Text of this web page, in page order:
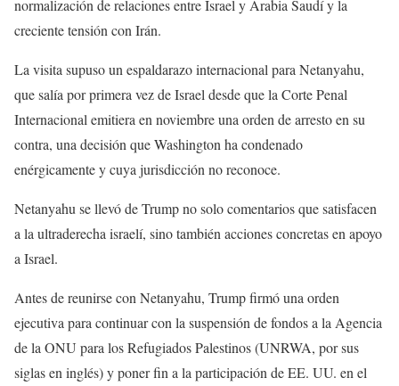
normalización de relaciones entre Israel y Arabia Saudí y la
creciente tensión con Irán.
La visita supuso un espaldarazo internacional para Netanyahu,
que salía por primera vez de Israel desde que la Corte Penal
Internacional emitiera en noviembre una orden de arresto en su
contra, una decisión que Washington ha condenado
enérgicamente y cuya jurisdicción no reconoce.
Netanyahu se llevó de Trump no solo comentarios que satisfacen
a la ultraderecha israelí, sino también acciones concretas en apoyo
a Israel.
Antes de reunirse con Netanyahu, Trump firmó una orden
ejecutiva para continuar con la suspensión de fondos a la Agencia
de la ONU para los Refugiados Palestinos (UNRWA, por sus
siglas en inglés) y poner fin a la participación de EE. UU. en el